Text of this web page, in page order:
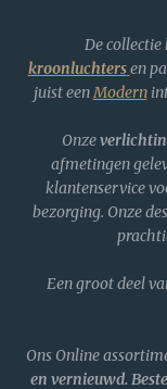
De
kroonluchtersen
juist eenModern
Onze
afmetingen
klantenservice
bezorging. Onze
Een groot deel
Ons Online
en vernieuwd.